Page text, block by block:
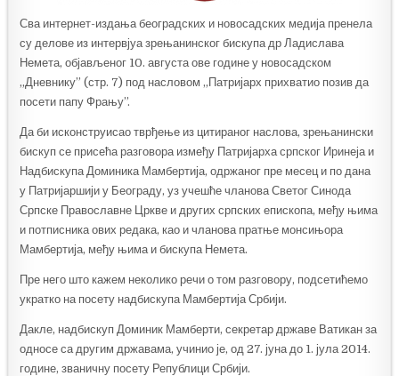
Сва интернет-издања београдских и новосадских медија пренела
су делове из интервјуа зрењанинског бискупа др Ладислава
Немета, објављеног 10. августа ове године у новосадском
„Дневнику” (стр. 7) под насловом „Патријарх прихватио позив да
посети папу Фрању”.
Да би исконструисао тврђење из цитираног наслова, зрењанински
бискуп се присећа разговора између Патријарха српског Иринеја и
Надбискупа Доминика Мамбертија, одржаног пре месец и по дана
у Патријаршији у Београду, уз учешће чланова Светог Синода
Српске Православне Цркве и других српских епископа, међу њима
и потписника ових редака, као и чланова пратње монсињора
Мамбертија, међу њима и бискупа Немета.
Пре него што кажем неколико речи о том разговору, подсетићемо
укратко на посету надбискупа Мамбертија Србији.
Дакле, надбискуп Доминик Мамберти, секретар државе Ватикан за
односе са другим државама, учинио је, од 27. јуна до 1. јула 2014.
године, званичну посету Републици Србији.